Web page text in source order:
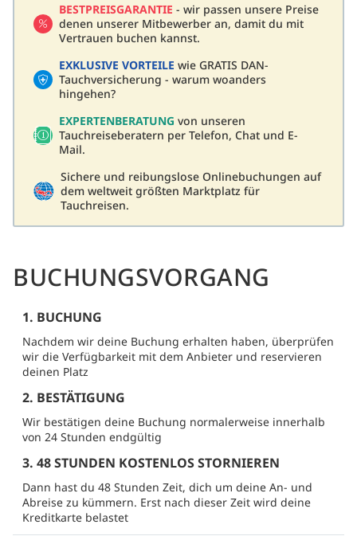
BESTPREISGARANTIE - wir passen unsere Preise
denen unserer Mitbewerber an, damit du mit
Vertrauen buchen kannst.
EXKLUSIVE VORTEILE wie GRATIS DAN-
Tauchversicherung - warum woanders
hingehen?
EXPERTENBERATUNG von unseren
Tauchreiseberatern per Telefon, Chat und E-
Mail.
Sichere und reibungslose Onlinebuchungen auf
dem weltweit größten Marktplatz für
Tauchreisen.
BUCHUNGSVORGANG
1. BUCHUNG
Nachdem wir deine Buchung erhalten haben, überprüfen
wir die Verfügbarkeit mit dem Anbieter und reservieren
deinen Platz
2. BESTÄTIGUNG
Wir bestätigen deine Buchung normalerweise innerhalb
von 24 Stunden endgültig
3. 48 STUNDEN KOSTENLOS STORNIEREN
Dann hast du 48 Stunden Zeit, dich um deine An- und
Abreise zu kümmern. Erst nach dieser Zeit wird deine
Kreditkarte belastet